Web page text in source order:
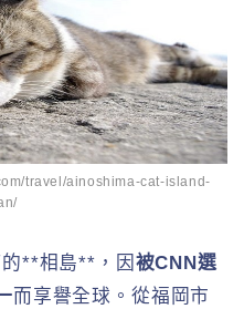
travel/ainoshima-cat-island-
**相島**，因 被CNN選
而享譽全球。從福岡市